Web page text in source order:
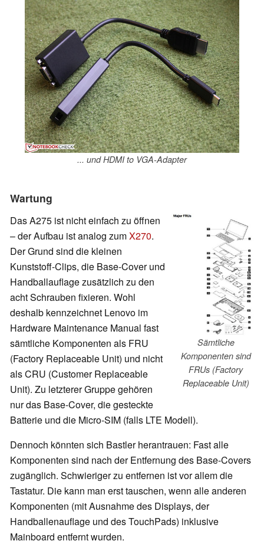
... und HDMI to VGA-Adapter
Wartung
Sämtliche
Komponenten sind
FRUs (Factory
Replaceable Unit)
Das A275 ist nicht einfach zu öffnen
– der Aufbau ist analog zumX270.
Der Grund sind die kleinen
Kunststoff-Clips, die Base-Cover und
Handballauflage zusätzlich zu den
acht Schrauben fixieren. Wohl
deshalb kennzeichnet Lenovo im
Hardware Maintenance Manual fast
sämtliche Komponenten als FRU
(Factory Replaceable Unit) und nicht
als CRU (Customer Replaceable
Unit). Zu letzterer Gruppe gehören
nur das Base-Cover, die gesteckte
Batterie und die Micro-SIM (falls LTE Modell).
Dennoch könnten sich Bastler herantrauen: Fast alle
Komponenten sind nach der Entfernung des Base-Covers
zugänglich. Schwieriger zu entfernen ist vor allem die
Tastatur. Die kann man erst tauschen, wenn alle anderen
Komponenten (mit Ausnahme des Displays, der
Handballenauflage und des TouchPads) inklusive
Mainboard entfernt wurden.